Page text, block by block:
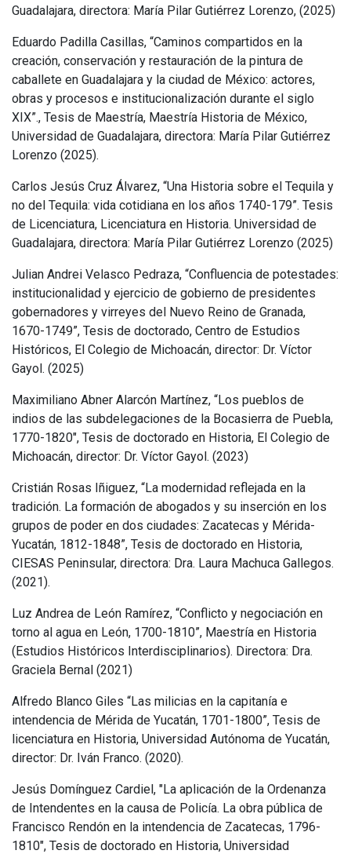
Guadalajara, directora: María Pilar Gutiérrez Lorenzo, (2025)
Eduardo Padilla Casillas, “Caminos compartidos en la
creación, conservación y restauración de la pintura de
caballete en Guadalajara y la ciudad de México: actores,
obras y procesos e institucionalización durante el siglo
XIX”., Tesis de Maestría, Maestría Historia de México,
Universidad de Guadalajara, directora: María Pilar Gutiérrez
Lorenzo (2025).
Carlos Jesús Cruz Álvarez, “Una Historia sobre el Tequila y
no del Tequila: vida cotidiana en los años 1740-179”. Tesis
de Licenciatura, Licenciatura en Historia. Universidad de
Guadalajara, directora: María Pilar Gutiérrez Lorenzo (2025)
Julian Andrei Velasco Pedraza, “Confluencia de potestades:
institucionalidad y ejercicio de gobierno de presidentes
gobernadores y virreyes del Nuevo Reino de Granada,
1670-1749”, Tesis de doctorado, Centro de Estudios
Históricos, El Colegio de Michoacán, director: Dr. Víctor
Gayol. (2025)
Maximiliano Abner Alarcón Martínez, “Los pueblos de
indios de las subdelegaciones de la Bocasierra de Puebla,
1770-1820", Tesis de doctorado en Historia, El Colegio de
Michoacán, director: Dr. Víctor Gayol. (2023)
Cristián Rosas Iñiguez, “La modernidad reflejada en la
tradición. La formación de abogados y su inserción en los
grupos de poder en dos ciudades: Zacatecas y Mérida-
Yucatán, 1812-1848”, Tesis de doctorado en Historia,
CIESAS Peninsular, directora: Dra. Laura Machuca Gallegos.
(2021).
Luz Andrea de León Ramírez, “Conflicto y negociación en
torno al agua en León, 1700-1810”, Maestría en Historia
(Estudios Históricos Interdisciplinarios). Directora: Dra.
Graciela Bernal (2021)
Alfredo Blanco Giles “Las milicias en la capitanía e
intendencia de Mérida de Yucatán, 1701-1800”, Tesis de
licenciatura en Historia, Universidad Autónoma de Yucatán,
director: Dr. Iván Franco. (2020).
Jesús Domínguez Cardiel, "La aplicación de la Ordenanza
de Intendentes en la causa de Policía. La obra pública de
Francisco Rendón en la intendencia de Zacatecas, 1796-
1810", Tesis de doctorado en Historia, Universidad